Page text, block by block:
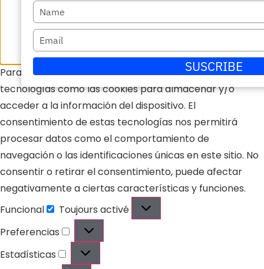
Para ofrecer las mejores experiencias, utilizamos
tecnologías como las cookies para almacenar y/o
acceder a la información del dispositivo. El
consentimiento de estas tecnologías nos permitirá
procesar datos como el comportamiento de
navegación o las identificaciones únicas en este sitio. No
consentir o retirar el consentimiento, puede afectar
negativamente a ciertas características y funciones.
Funcional
Toujours activé
Preferencias
Estadísticas
Escriba
su
nombre
Escriba
su
correo
electrónico
SUSCRIBE